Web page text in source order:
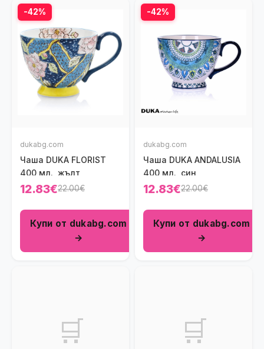
-42%
dukabg.com
Чаша DUKA FLORIST
400 мл., жълт
12.83€22.00€
Купи от dukabg.com
→
-42%
dukabg.com
Чаша DUKA ANDALUSIA
400 мл., син
12.83€22.00€
Купи от dukabg.com
→
🛒 🛒